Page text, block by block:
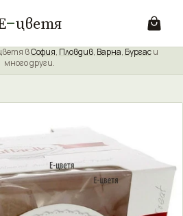
цветя
вСофия, Пловдив, Варна, Бургаси
много други.